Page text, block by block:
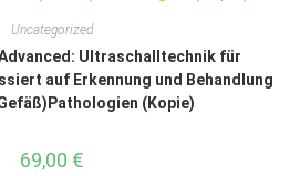
Uncategorized
Ultraschalltechnik für
auf Erkennung und Behandlung
(Kopie)
69,00 €